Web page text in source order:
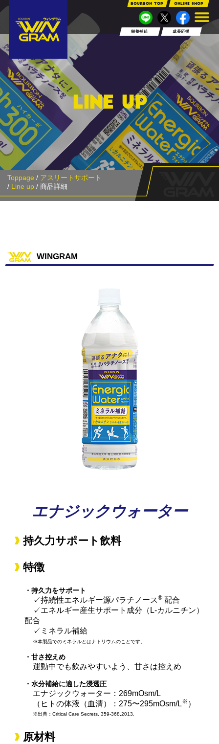
bourbon TOP ONLINE SHOP
栄養補給 成長応援
LINE UP
Toppage / アスリートサポート
/ Line up / 商品詳細
WINGRAM
エナジックウォーター
持久力サポート飲料
特徴
・持久力をサポート
✓持続性エネルギー源パラチノース®配合
✓エネルギー産生サポート成分（L-カルニチン）
配合
✓ミネラル補給
※本製品でのミネラルとはナトリウムのことです。
・甘さ控えめ
運動中でも飲みやすいよう、甘さは控えめ
・水分補給に適した浸透圧
エナジックウォーター：269mOsm/L
（ヒトの体液（血清）：275〜295mOsm/L※ ）
※出典：Critical Care Secrets. 359-368,2013.
原材料